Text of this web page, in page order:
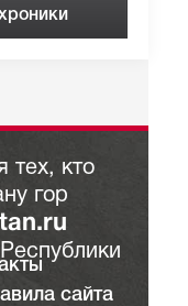
тех, кто
гор
сайта